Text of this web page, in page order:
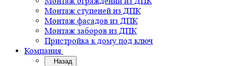
Монтаж ступеней из ДПК
Монтаж фасадов из ДПК
Монтаж заборов из ДПК
Пристройка к дому под ключ
Компания
Назад